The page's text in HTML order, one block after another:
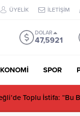
ÜYELİK İLETİŞİM
DOLAR
47,5921
SPOR
Toplu İstifa: “Bu